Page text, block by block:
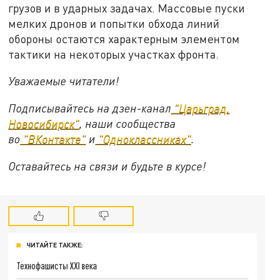
грузов и в ударных задачах. Массовые пуски
мелких дронов и попытки обхода линий
обороны остаются характерным элементом
тактики на некоторых участках фронта.
Уважаемые читатели!
Подписывайтесь на дзен-канал "Царьград.
Новосибирск", наши сообщества
во "ВКонтакте" и "Одноклассниках".
Оставайтесь на связи и будьте в курсе!
ЧИТАЙТЕ ТАКЖЕ:
Технофашисты XXI века